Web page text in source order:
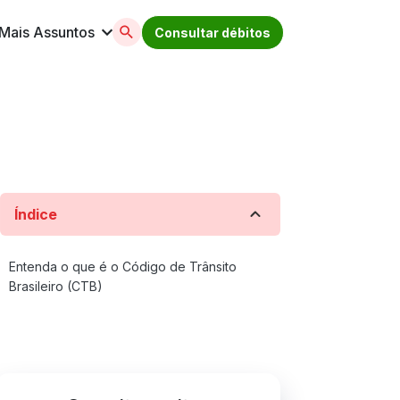
ipva, multas e muito mais. Acesse
Mais Assuntos Consultar débitos
Índice
Entenda o que é o Código de Trânsito
Brasileiro (CTB)